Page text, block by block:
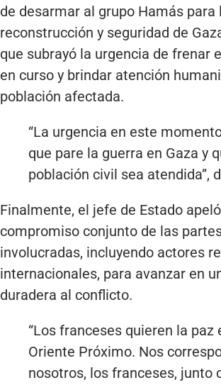
de desarmar al grupo Hamás para
reconstrucción y seguridad de
que subrayó la urgencia de frenar
en curso y brindar atención
población afectada.
“La urgencia en este
que pare la guerra en Gaza y
población civil sea atendida”,
Finalmente, el jefe de Estado
compromiso conjunto de las
involucradas, incluyendo actores
internacionales, para avanzar en
duradera al conflicto.
“Los franceses quieren la paz
Oriente Próximo. Nos
nosotros, los franceses, junto